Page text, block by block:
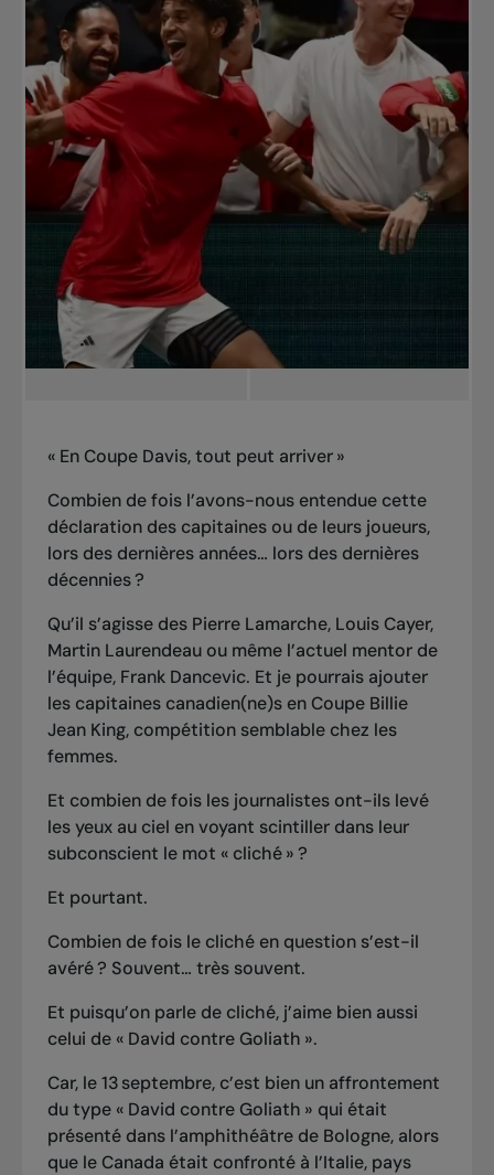
« En Coupe Davis, tout peut arriver »
Combien de fois l’avons-nous entendue cette
déclaration des capitaines ou de leurs joueurs,
lors des dernières années… lors des dernières
décennies ?
Qu’il s’agisse des Pierre Lamarche, Louis Cayer,
Martin Laurendeau ou même l’actuel mentor de
l’équipe, Frank Dancevic. Et je pourrais ajouter
les capitaines canadien(ne)s en Coupe Billie
Jean King, compétition semblable chez les
femmes.
Et combien de fois les journalistes ont-ils levé
les yeux au ciel en voyant scintiller dans leur
subconscient le mot « cliché » ?
Et pourtant.
Combien de fois le cliché en question s’est-il
avéré ? Souvent… très souvent.
Et puisqu’on parle de cliché, j’aime bien aussi
celui de « David contre Goliath ».
Car, le 13 septembre, c’est bien un affrontement
du type « David contre Goliath » qui était
présenté dans l’amphithéâtre de Bologne, alors
que le Canada était confronté à l’Italie, pays